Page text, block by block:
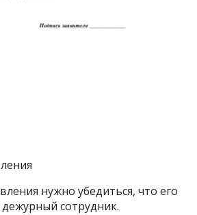
нужно убедиться, что его
сотрудник.